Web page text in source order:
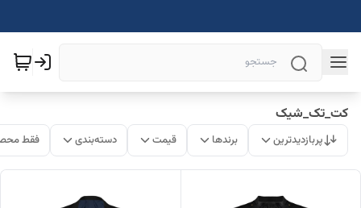
کت_تک_شیک
پربازدیدترین برندها قیمت دسته‌بندی فقط